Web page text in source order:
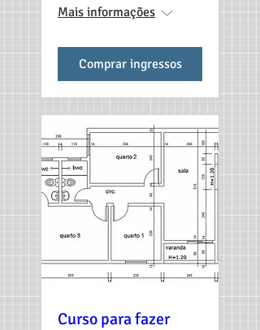
Mais informações
Comprar ingressos
Curso para fazer